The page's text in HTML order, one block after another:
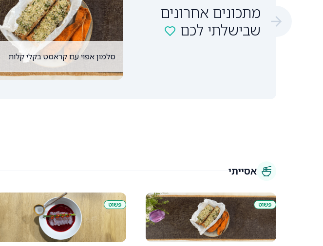
מתכונים אחרונים
שבישלתי לכם
סלמון אפוי עם קראסט בקלי קלות
אסייתי
פשוט פשוט